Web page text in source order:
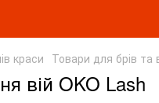
краси Товари для брів та
вій OKO Lash